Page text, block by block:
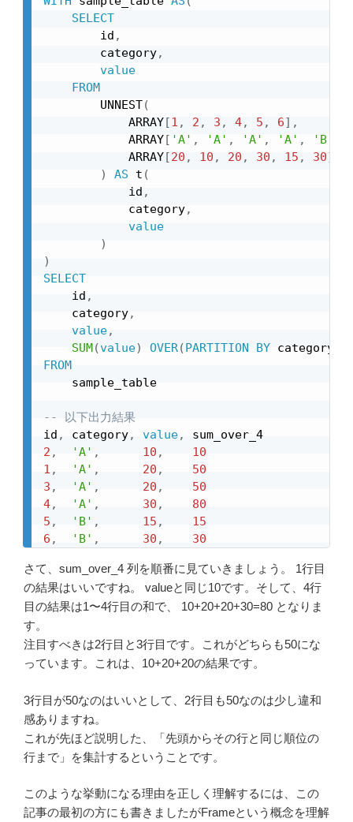
SELECT
        id
,
        category
,
value
FROM
        UNNEST
(
            ARRAY
[1 , 2 , 3 , 4, 5 , 6] ,
            ARRAY
[ 'A' , 'A' , 'A' , 'A' , 'B'
            ARRAY
[20 , 10 , 20 , 30 , 15 , 30]
)
AS t (
            id
,
            category
,
value
)
)
SELECT
    id
,
    category
,
value,
SUM(value) OVER(PARTITION BY category
FROM
    sample_table
-- 以下出力結果
id , category, value,
2 , 'A' , 10 ,
10
1 , 'A' , 20 ,
50
3 , 'A' , 20 ,
50
4, 'A' , 30 ,
80
5 , 'B' , 15 ,
15
6 , 'B' , 30 , 30
さて、sum_over_4 列を順番に見ていきましょう。 1行目
の結果はいいですね。 valueと同じ10です。そして、4行
目の結果は1〜4行目の和で、 10+20+20+30=80 となりま
す。
注目すべきは2行目と3行目です。これがどちらも50にな
っています。これは、10+20+20の結果です。
3行目が50なのはいいとして、2行目も50なのは少し違和
感ありますね。
これが先ほど説明した、「先頭からその行と同じ順位の
行まで」を集計するということです。
このような挙動になる理由を正しく理解するには、この
記事の最初の方にも書きましたがFrameという概念を理解